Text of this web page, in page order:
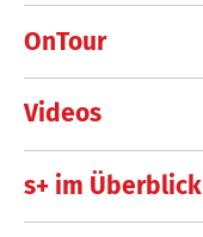
OnTour
Videos
s+ im Überblick